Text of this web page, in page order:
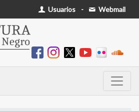
Usuarios - Webmail